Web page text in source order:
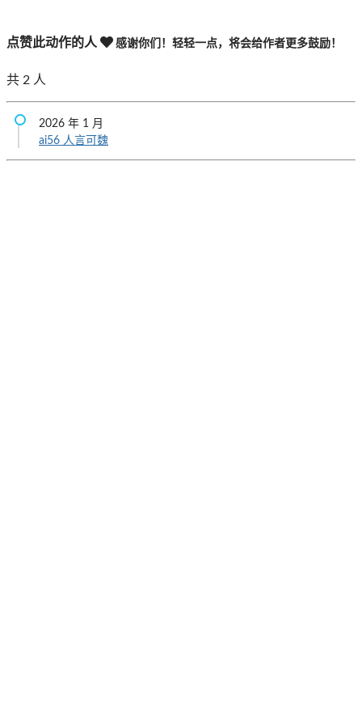
点赞此动作的人 感谢你们！轻轻一点，将会给作者更多鼓励！
共 2 人
2026 年 1 月
ai56 人言可魏